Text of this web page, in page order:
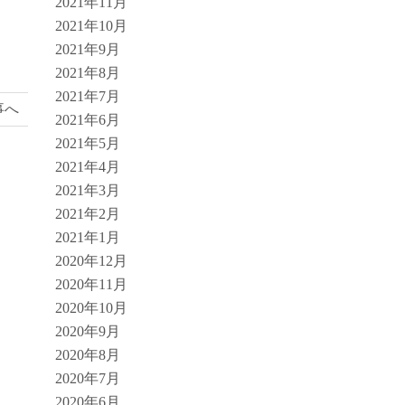
へ
2021年10月
2021年9月
2021年8月
2021年7月
2021年6月
2021年5月
2021年4月
2021年3月
2021年2月
2021年1月
2020年12月
2020年11月
2020年10月
2020年9月
2020年8月
2020年7月
2020年6月